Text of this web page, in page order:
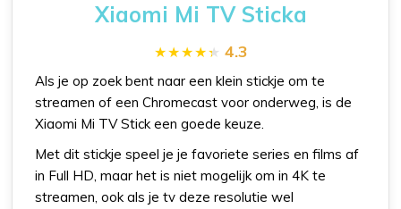
Xiaomi Mi TV Sticka
4.3
Als je op zoek bent naar een klein stickje om te
streamen of een Chromecast voor onderweg, is de
Xiaomi Mi TV Stick een goede keuze.
Met dit stickje speel je je favoriete series en films af
in Full HD, maar het is niet mogelijk om in 4K te
streamen, ook als je tv deze resolutie wel